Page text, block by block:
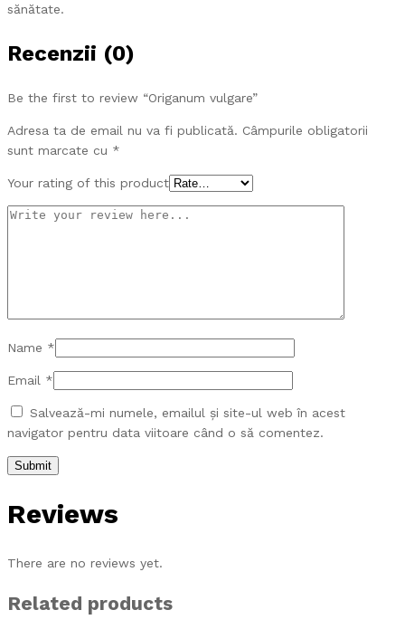
sănătate.
Recenzii (0)
Be the first to review “Origanum vulgare”
Adresa ta de email nu va fi publicată. Câmpurile obligatorii
sunt marcate cu *
Your rating of this product
Name *
Email *
Salvează-mi numele, emailul și site-ul web în acest
navigator pentru data viitoare când o să comentez.
Reviews
There are no reviews yet.
Related products